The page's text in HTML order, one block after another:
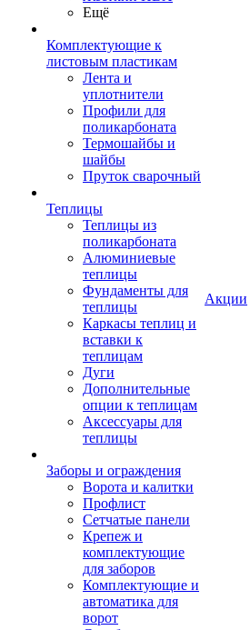
Ещё
Комплектующие к
листовым пластикам
Лента и
уплотнители
Профили для
поликарбоната
Термошайбы и
шайбы
Пруток сварочный
Теплицы
Теплицы из
поликарбоната
Алюминиевые
теплицы
Фундаменты для
теплицы
Каркасы теплиц и
вставки к
теплицам
Дуги
Дополнительные
опции к теплицам
Аксессуары для
теплицы
Заборы и ограждения
Ворота и калитки
Профлист
Сетчатые панели
Крепеж и
комплектующие
для заборов
Комплектующие и
автоматика для
ворот
Акции